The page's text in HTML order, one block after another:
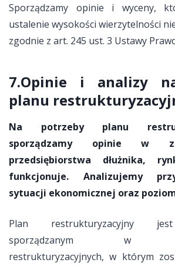
Sporządzamy opinie i wyceny,
ustalenie wysokości wierzytelności
zgodnie z art. 245 ust. 3 Ustawy
7.Opinie i analizy
planu
Na potrzeby planu
sporządzamy opinie w
przedsiębiorstwa dłużnika,
funkcjonuje. Analizujemy
sytuacji ekonomicznej oraz
Plan restrukturyzacyjny
sporządzanym w
restrukturyzacyjnych, w którym